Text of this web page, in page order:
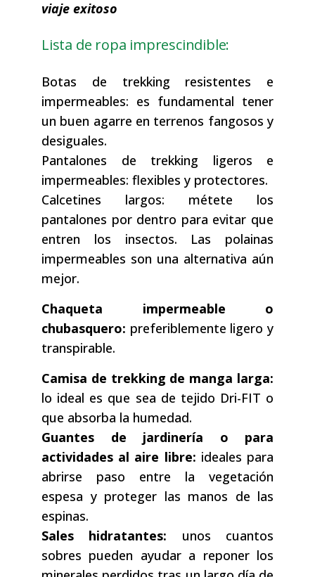
viaje exitoso
Lista de ropa imprescindible:
Botas de trekking resistentes e
impermeables: es fundamental tener
un buen agarre en terrenos fangosos y
desiguales.
Pantalones de trekking ligeros e
impermeables: flexibles y protectores.
Calcetines largos: métete los
pantalones por dentro para evitar que
entren los insectos. Las polainas
impermeables son una alternativa aún
mejor.
Chaqueta impermeable o
chubasquero: preferiblemente ligero y
transpirable.
Camisa de trekking de manga larga:
lo ideal es que sea de tejido Dri-FIT o
que absorba la humedad.
Guantes de jardinería o para
actividades al aire libre: ideales para
abrirse paso entre la vegetación
espesa y proteger las manos de las
espinas.
Sales hidratantes: unos cuantos
sobres pueden ayudar a reponer los